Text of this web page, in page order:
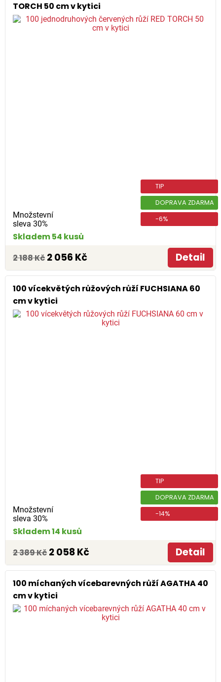
TORCH 50 cm v kytici
Množstevní
sleva 30%
TIP
DOPRAVA ZDARMA
-6%
Skladem 54 kusů
2 188 Kč 2 056 Kč Detail
100 vícekvětých růžových růží FUCHSIANA 60
cm v kytici
Množstevní
sleva 30%
TIP
DOPRAVA ZDARMA
-14%
Skladem 14 kusů
2 389 Kč 2 058 Kč Detail
100 míchaných vícebarevných růží AGATHA 40
cm v kytici